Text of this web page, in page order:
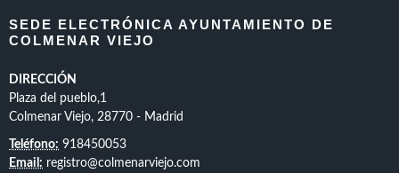
SEDE ELECTRÓNICA AYUNTAMIENTO DE
COLMENAR VIEJO
DIRECCIÓN
Plaza del pueblo,1
Colmenar Viejo, 28770 - Madrid
Teléfono: 918450053
Email: registro@colmenarviejo.com